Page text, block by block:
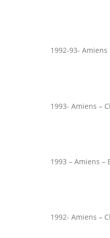
1992-93- Amiens
1993- Amiens –
1993 – Amiens –
1992- Amiens –